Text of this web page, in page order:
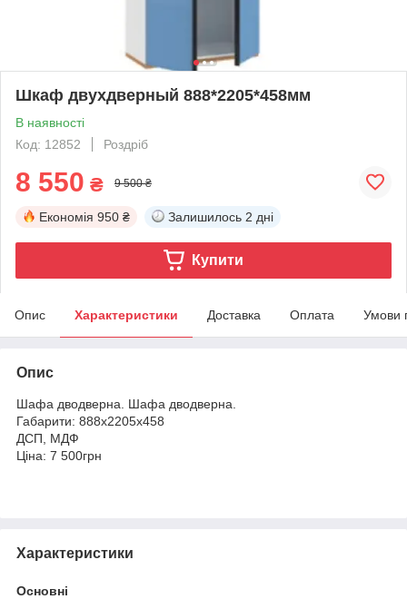
Шкаф двухдверный 888*2205*458мм
В наявності
Код: 12852
Роздріб
8 550 ₴ 9 500 ₴
Економія 950 ₴ Залишилось 2 дні
Купити
Опис Характеристики Доставка Оплата Умови
Опис
Шафа дводверна. Шафа дводверна.
Габарити: 888х2205х458
ДСП, МДФ
Ціна: 7 500грн
Характеристики
Основні